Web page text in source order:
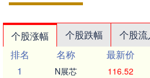
个股涨幅 个股跌幅 个股流
排名
名称 最新价
1
N展芯 116.52